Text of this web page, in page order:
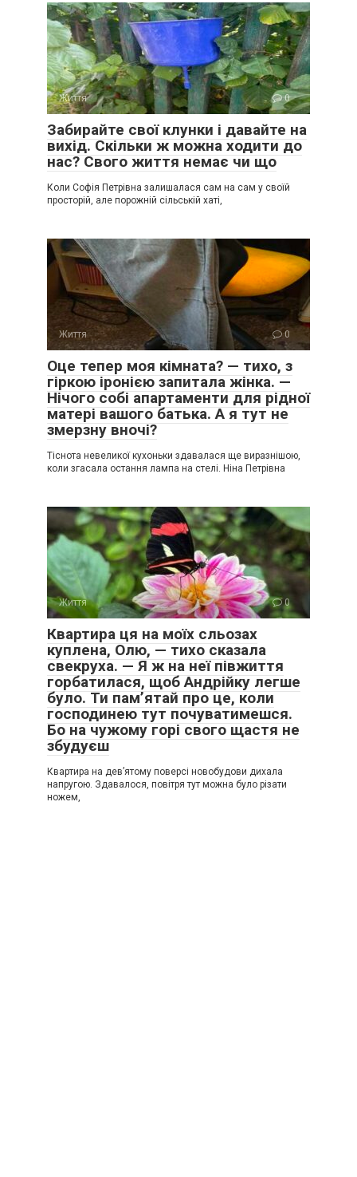
Життя 0
Забирайте свої клунки і давайте на
вихід. Скільки ж можна ходити до
нас? Свого життя немає чи що
Коли Софія Петрівна залишалася сам на сам у своїй
просторій, але порожній сільській хаті,
Життя 0
Оце тепер моя кімната? — тихо, з
гіркою іронією запитала жінка. —
Нічого собі апартаменти для рідної
матері вашого батька. А я тут не
змерзну вночі?
Тіснота невеликої кухоньки здавалася ще виразнішою,
коли згасала остання лампа на стелі. Ніна Петрівна
Життя 0
Квартира ця на моїх сльозах
куплена, Олю, — тихо сказала
свекруха. — Я ж на неї півжиття
горбатилася, щоб Андрійку легше
було. Ти пам’ятай про це, коли
господинею тут почуватимешся.
Бо на чужому горі свого щастя не
збудуєш
Квартира на дев’ятому поверсі новобудови дихала
напругою. Здавалося, повітря тут можна було різати
ножем,